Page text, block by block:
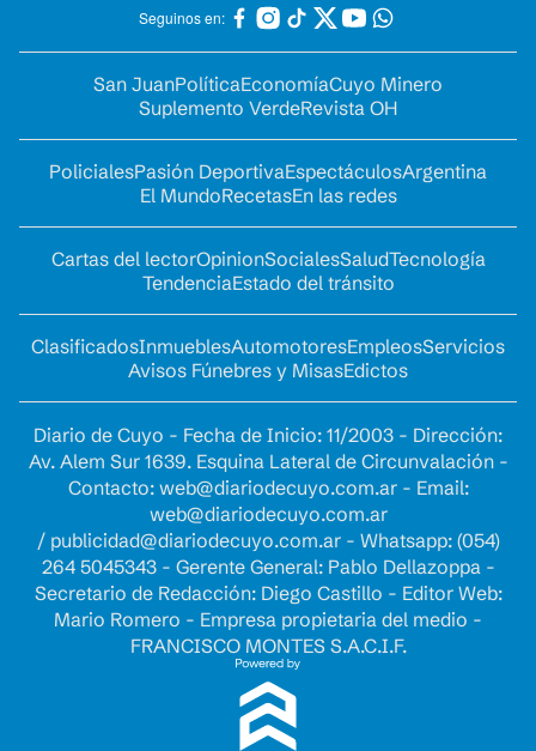
Seguinos en:
San JuanPolíticaEconomíaCuyo Minero
Suplemento VerdeRevista OH
PolicialesPasión DeportivaEspectáculosArgentina
El MundoRecetasEn las redes
Cartas del lectorOpinionSocialesSaludTecnología
TendenciaEstado del tránsito
ClasificadosInmueblesAutomotoresEmpleosServicios
Avisos Fúnebres y MisasEdictos
Diario de Cuyo - Fecha de Inicio: 11/2003 - Dirección:
Av. Alem Sur 1639. Esquina Lateral de Circunvalación -
Contacto: web@diariodecuyo.com.ar- Email:
web@diariodecuyo.com.ar
/ publicidad@diariodecuyo.com.ar- Whatsapp: (054)
264 5045343 - Gerente General: Pablo Dellazoppa -
Secretario de Redacción: Diego Castillo - Editor Web:
Mario Romero - Empresa propietaria del medio -
FRANCISCO MONTES S.A.C.I.F.